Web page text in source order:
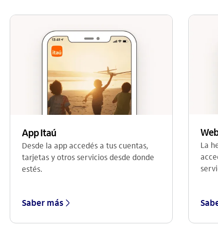
App Itaú
Desde la app accedés a tus cuentas,
tarjetas y otros servicios desde donde
estés.
Saber más
La